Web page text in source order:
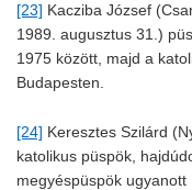
[23] Kacziba József
1989. augusztus 31.)
1975 között, majd a
Budapesten.
[24] Keresztes Szilárd
katolikus püspök,
megyéspüspök